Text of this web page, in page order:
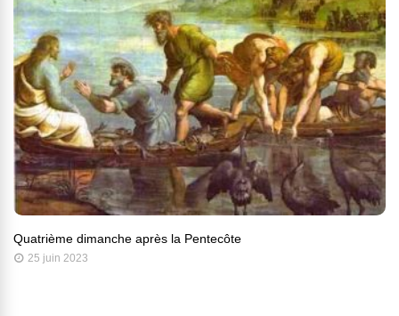
Quatrième dimanche après la Pentecôte
25 juin 2023